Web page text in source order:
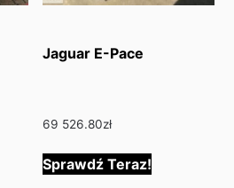
Jaguar E-Pace
69 526.80zł
Sprawdź Teraz!